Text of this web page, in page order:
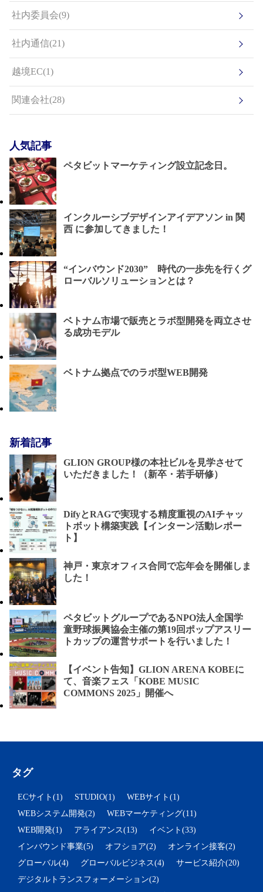
社内委員会(9)
社内通信(21)
越境EC(1)
関連会社(28)
人気記事
ペタビットマーケティング設立記念日。
インクルーシブデザインアイデアソン in 関
西 に参加してきました！
“インバウンド2030” 時代の一歩先を行くグ
ローバルソリューションとは？
ベトナム市場で販売とラボ型開発を両立させ
る成功モデル
ベトナム拠点でのラボ型WEB開発
新着記事
GLION GROUP様の本社ビルを見学させて
いただきました！（新卒・若手研修）
DifyとRAGで実現する精度重視のAIチャッ
トボット構築実践【インターン活動レポー
ト】
神戸・東京オフィス合同で忘年会を開催しま
した！
ペタビットグループであるNPO法人全国学
童野球振興協会主催の第19回ポップアスリー
トカップの運営サポートを行いました！
【イベント告知】GLION ARENA KOBEに
て、音楽フェス「KOBE MUSIC
COMMONS 2025」開催へ
タグ
ECサイト(1) STUDIO(1)
WEBサイト(1)
WEBシステム開発(2)
WEBマーケティング(11)
WEB開発(1)
アライアンス(13)
イベント(33)
インバウンド事業(5)
オフショア(2)
オンライン接客(2)
グローバル(4)
グローバルビジネス(4)
サービス紹介(20)
デジタルトランスフォーメーション(2)